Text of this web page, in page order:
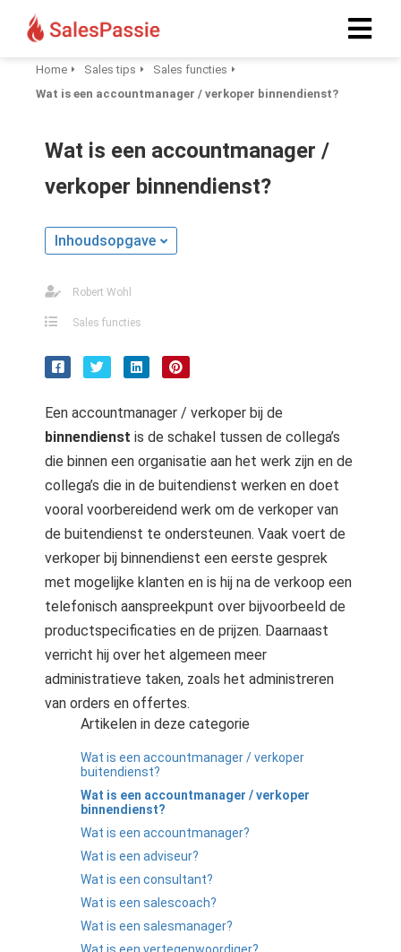
Home Sales tips
Sales functies
Wat is een accountmanager / verkoper binnendienst?
Wat is een accountmanager /
verkoper binnendienst?
Inhoudsopgave
Robert Wohl
Sales functies
Een accountmanager / verkoper bij de
binnendienst is de schakel tussen de collega’s
die binnen een organisatie aan het werk zijn en de
collega’s die in de buitendienst werken en doet
vooral voorbereidend werk om de verkoper van
de buitendienst te ondersteunen. Vaak voert de
verkoper bij binnendienst een eerste gesprek
met mogelijke klanten en is hij na de verkoop een
telefonisch aanspreekpunt over bijvoorbeeld de
productspecificaties en de prijzen. Daarnaast
verricht hij over het algemeen meer
administratieve taken, zoals het administreren
van orders en offertes.
Artikelen in deze categorie
Wat is een accountmanager / verkoper
buitendienst?
Wat is een accountmanager / verkoper
binnendienst?
Wat is een accountmanager?
Wat is een adviseur?
Wat is een consultant?
Wat is een salescoach?
Wat is een salesmanager?